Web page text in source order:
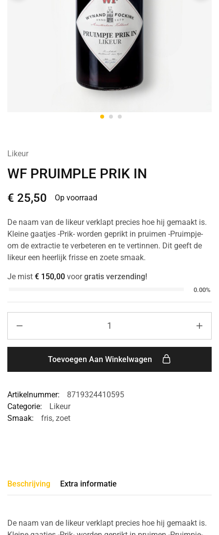
Likeur
WF PRUIMPLE PRIK IN
€ 25,50 Op voorraad
De naam van de likeur verklapt precies hoe hij gemaakt is.
Kleine gaatjes -Prik- worden geprikt in pruimen -Pruimpje-
om de extractie te verbeteren en te vertinnen. Dit geeft de
likeur een heerlijk frisse en zoete smaak.
Je mist € 150,00 voorgratis verzending!
0.00%
Toevoegen Aan Winkelwagen
Artikelnummer:
8719324410595
Categorie:
Likeur
Smaak:
fris, zoet
Beschrijving Extra informatie
De naam van de likeur verklapt precies hoe hij gemaakt is.